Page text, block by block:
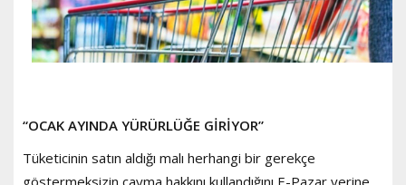
“OCAK AYINDA YÜRÜRLÜĞE GİRİYOR”
Tüketicinin satın aldığı malı herhangi bir gerekçe
göstermeksizin cayma hakkını kullandığını E-Pazar yerine